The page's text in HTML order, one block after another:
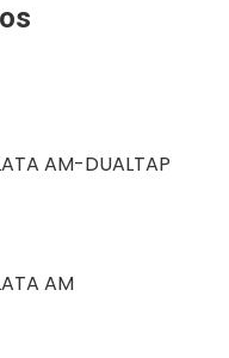
AM-DUALTAP
AM